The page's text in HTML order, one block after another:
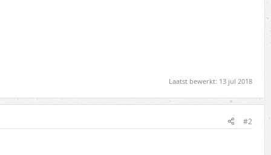
Laatst bewerkt: 13 jul 2018
#2